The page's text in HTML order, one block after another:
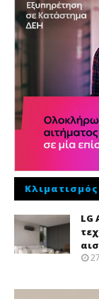
Κλιματισμός
LG